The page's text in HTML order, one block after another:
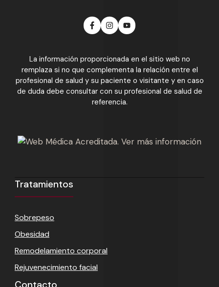
La información proporcionada en el sitio web no
remplaza si no que complementa la relación entre el
profesional de salud y su paciente o visitante y en caso
de duda debe consultar con su profesional de salud de
referencia.
Tratamientos
Sobrepeso
Obesidad
Remodelamiento corporal
Rejuvenecimiento facial